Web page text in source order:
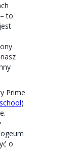
to
Prime
)
o